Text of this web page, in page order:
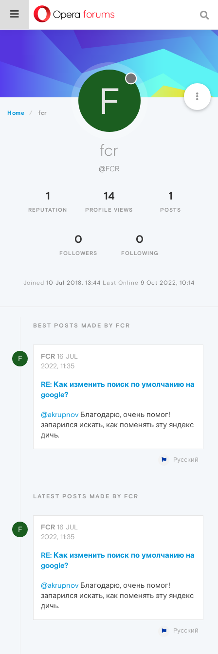
Home fcr F
fcr
@FCR
1
REPUTATION
14
PROFILE VIEWS
1
POSTS
0
FOLLOWERS
0
FOLLOWING
Joined 10 Jul 2018, 13:44 Last Online 9 Oct 2022, 10:14
BEST POSTS MADE BY FCR
F FCR 16 JUL
2022, 11:35
RE: Как изменить поиск по умолчанию на
google?
@akrupnov Благодарю, очень помог!
запарился искать, как поменять эту яндекс
дичь.
Русский
LATEST POSTS MADE BY FCR
F FCR 16 JUL
2022, 11:35
RE: Как изменить поиск по умолчанию на
google?
@akrupnov Благодарю, очень помог!
запарился искать, как поменять эту яндекс
дичь.
Русский